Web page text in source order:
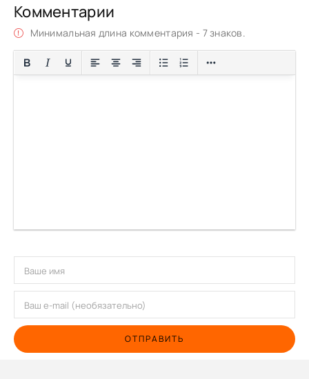
Комментарии
Минимальная длина комментария - 7 знаков.
ОТПРАВИТЬ